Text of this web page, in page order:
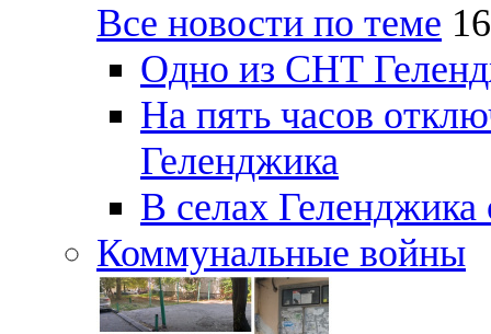
Все новости по теме
Одно из СНТ
На пять часов
Геленджика
В селах Геленджика
Коммунальные войны